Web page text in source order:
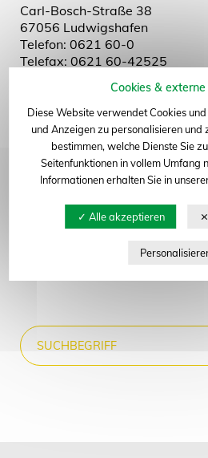
Carl-Bosch-Straße 38
67056 Ludwigshafen
Telefon: 0621 60-0
Telefax: 0621 60-42525
www.basf.com
Abteilung: Getreide,
Eiweißpflanzen
Neue Suche
Cookies &
Diese Website verwendet Cookies
und Anzeigen zu personalisieren und
bestimmen, welche Dienste Sie
Seitenfunktionen in vollem Umfang
Informationen erhalten Sie in